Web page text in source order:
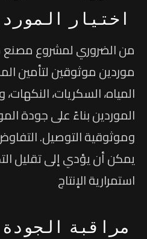
اختيار
من الضروري لمشروع مصنع
موردين موثوقين لتأمين
المياه، السكريات،
الموردين بناءً على جودة
وموثوقية التوصيل.
يمكن أن يؤدي إلى تقليل
استمرارية الإنتاج
مراقبة الجودة